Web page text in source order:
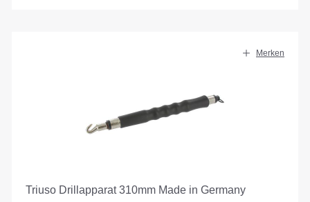
Merken
Triuso Drillapparat 310mm Made in Germany